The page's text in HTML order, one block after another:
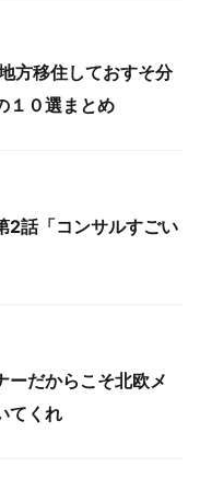
方移住しておすそ分
１０選まとめ
話「コンサルすごい
ーだからこそ北欧メ
てくれ